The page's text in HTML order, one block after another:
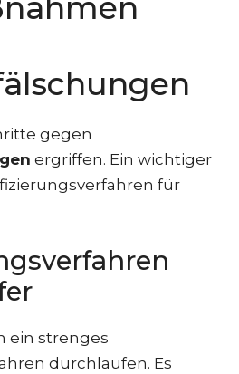
gegen
ergriffen. Ein wichtiger
für
ein strenges
durchlaufen. Es